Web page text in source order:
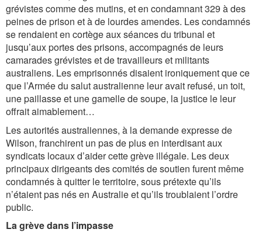
grévistes comme des mutins, et en condamnant 329 à des
peines de prison et à de lourdes amendes. Les condamnés
se rendaient en cortège aux séances du tribunal et
jusqu’aux portes des prisons, accompagnés de leurs
camarades grévistes et de travailleurs et militants
australiens. Les emprisonnés disaient ironiquement que ce
que l’Armée du salut australienne leur avait refusé, un toit,
une paillasse et une gamelle de soupe, la justice le leur
offrait aimablement…
Les autorités australiennes, à la demande expresse de
Wilson, franchirent un pas de plus en interdisant aux
syndicats locaux d’aider cette grève illégale. Les deux
principaux dirigeants des comités de soutien furent même
condamnés à quitter le territoire, sous prétexte qu’ils
n’étaient pas nés en Australie et qu’ils troublaient l’ordre
public.
La grève dans l’impasse